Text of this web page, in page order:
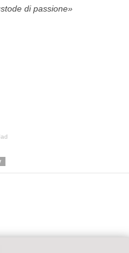
di passione»